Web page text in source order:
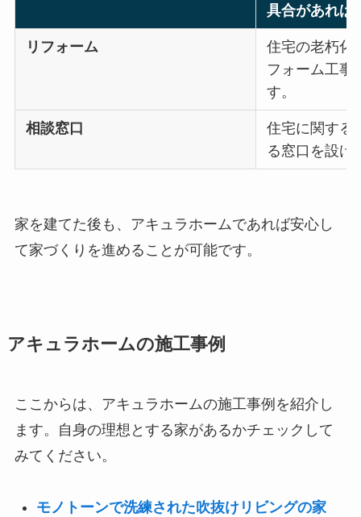
具合があれば
リフォーム
住宅の老朽化
フォーム工事
す。
相談窓口
住宅に関する
る窓口を設け
家を建てた後も、アキュラホームであれば安心し
て家づくりを進めることが可能です。
アキュラホームの施工事例
ここからは、アキュラホームの施工事例を紹介し
ます。自身の理想とする家があるかチェックして
みてください。
モノトーンで洗練された吹抜けリビングの家